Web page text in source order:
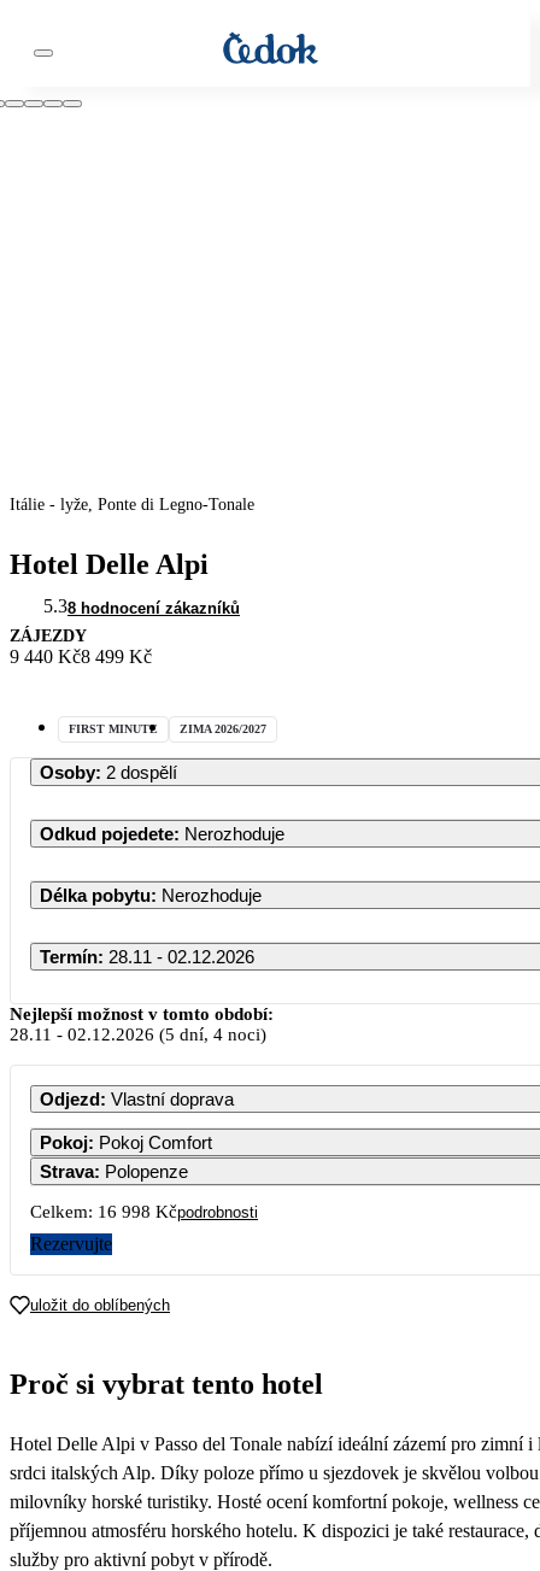
Itálie - lyže, Ponte di Legno-Tonale
Hotel Delle Alpi
5.38 hodnocení zákazníků
ZÁJEZDY
9 440 Kč8 499 Kč
FIRST MINUTE ZIMA 2026/2027
Osoby: 2 dospělí
Odkud pojedete: Nerozhoduje
Délka pobytu: Nerozhoduje
Termín: 28.11 - 02.12.2026
Listopad 2026
PO ÚT ST ČT PÁ SO NE
1
2 3 4 5 6 7 8
23 24
30
8 499
Nejlepší možnost v tomto období:
28.11 - 02.12.2026 (5 dní, 4 noci)
Odjezd: Vlastní doprava
Pokoj: Pokoj Comfort
Strava: Polopenze
Celkem: 16 998 Kčpodrobnosti
Rezervujte
uložit do oblíbených
Proč si vybrat tento hotel
Hotel Delle Alpi v Passo del Tonale nabízí ideální zázemí pro zimní
srdci italských Alp. Díky poloze přímo u sjezdovek je skvělou
milovníky horské turistiky. Hosté ocení komfortní pokoje, wellness
příjemnou atmosféru horského hotelu. K dispozici je také restaurace,
služby pro aktivní pobyt v přírodě.